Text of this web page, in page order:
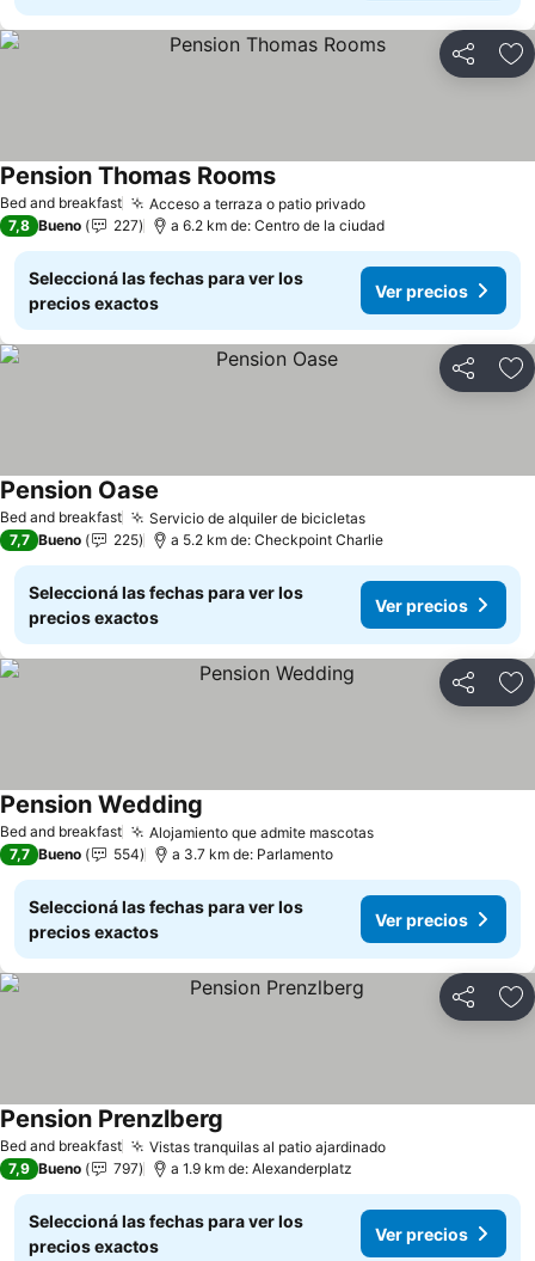
Compartir
Bed and breakfast Acceso a terraza o patio privadoVer precios
Pension Thomas RoomsVer precios
7,8 Bueno 227 a 6.2 km de: Centro de la ciudad
Seleccioná las fechas para ver los
precios exactos
Ver precios
Compartir
Bed and breakfast Servicio de alquiler de bicicletasVer precios
Pension Oase
7,7 Bueno 225 a 5.2 km de: Checkpoint Charlie
Seleccioná las fechas para ver los
precios exactos
Ver precios
Compartir
Bed and breakfast Alojamiento que admite mascotasVer precios
Pension Wedding
7,7 Bueno 554 a 3.7 km de: Parlamento
Seleccioná las fechas para ver los
precios exactos
Ver precios
Compartir
Bed and breakfast Vistas tranquilas al patio ajardinadoVer precios
Pension Prenzlberg
7,9 Bueno 797 a 1.9 km de: Alexanderplatz
Seleccioná las fechas para ver los
precios exactos
Ver precios